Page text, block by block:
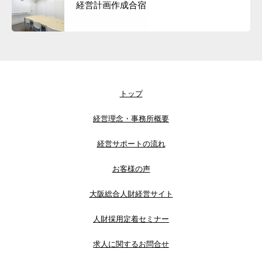
経営計画作成合宿
トップ
経営理念・事務所概要
経営サポートの流れ
お客様の声
大阪総合人財経営サイト
人財採用定着セミナー
求人に関するお問合せ